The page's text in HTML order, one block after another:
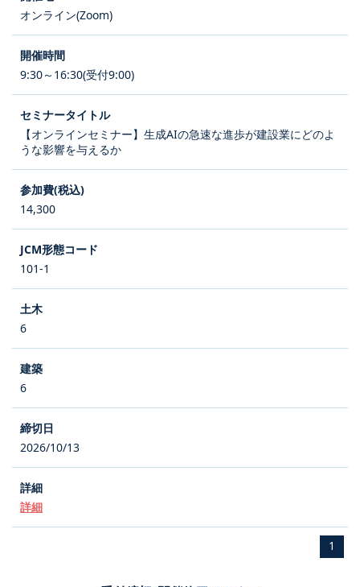
オンライン(Zoom)
9:30～16:30(受付9:00)
【オンラインセミナー】生成AIの急速な進歩が建設業にどのよ
うな影響を与えるか
14,300
101-1
6
6
2026/10/13
詳細
1